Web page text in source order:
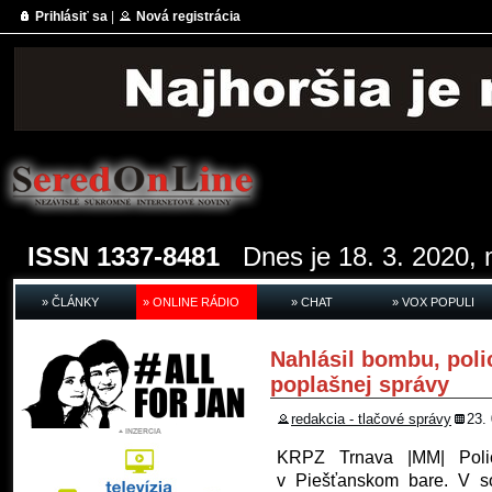
Prihlásiť sa Nová registrácia
ISSN 1337-8481 Dnes je 18. 3. 2020,
» ČLÁNKY » ONLINE RÁDIO » CHAT » VOX POPULI
Nahlásil bombu,
poplašnej správy
redakcia - tlačové správy 23.
KRPZ Trnava |MM|
v Piešťanskom bare. V